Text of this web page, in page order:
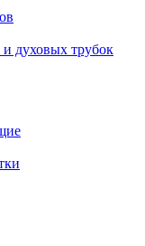
духовых трубок